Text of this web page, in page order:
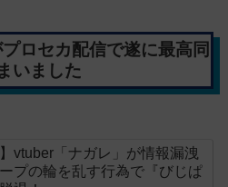
ロセカ配信で遂に最高同
いました
】vtuber「ナガレ」が情報漏洩
プの輪を乱す行為で『びじぱ